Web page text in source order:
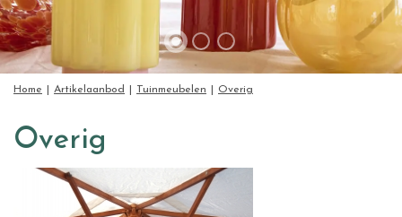
n
t
Home Artikelaanbod Tuinmeubelen Overig
Overig